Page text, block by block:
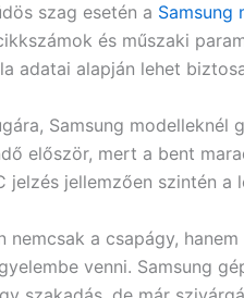
szag esetén a Samsung
és műszaki
adatai alapján lehet
Samsung modelleknél
először, mert a bent
jelzés jellemzően szintén a
a csapágy, hanem
venni. Samsung